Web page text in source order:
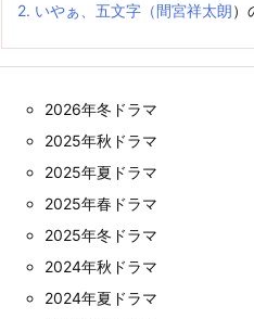
2. いやぁ、五文字（間宮祥太朗）
2026年冬ドラマ
2025年秋ドラマ
2025年夏ドラマ
2025年春ドラマ
2025年冬ドラマ
2024年秋ドラマ
2024年夏ドラマ